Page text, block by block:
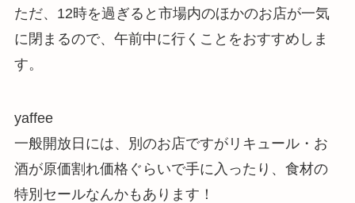
ただ、12時を過ぎると市場内のほかのお店が一気
に閉まるので、午前中に行くことをおすすめしま
す。
yaffee
一般開放日には、別のお店ですがリキュール・お
酒が原価割れ価格ぐらいで手に入ったり、食材の
特別セールなんかもあります！